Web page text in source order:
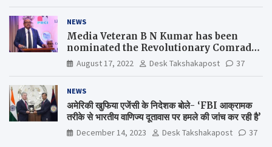
NEWS
Media Veteran B N Kumar has been
nominated the Revolutionary Comrade
Shiv Varma Media Award 2022-23
August 17, 2022 Desk Takshakapost 37
NEWS
अमेरिकी खुफिया एजेंसी के निदेशक बोले- ‘FBI आक्रामक
तरीके से भारतीय वाणिज्य दूतावास पर हमले की जांच कर रही है’
December 14, 2023 Desk Takshakapost 37